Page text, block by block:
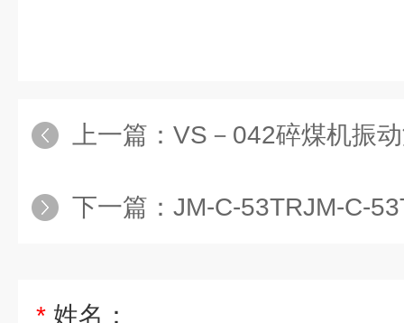
上一篇： VS－042碎煤机振
下一篇： JM-C-53TRJM-C-
* 姓名：